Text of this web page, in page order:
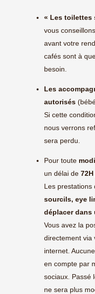
« Les toilettes
vous
avant votre
cafés sont à
besoin.
Les
autorisés
Si cette
nous verrons
sera perdu.
Pour toute
un délai de
Les prestations
sourcils, eye
déplacer dans
Vous avez la
directement via
internet.
en compte par
sociaux. Passé
ne sera plus